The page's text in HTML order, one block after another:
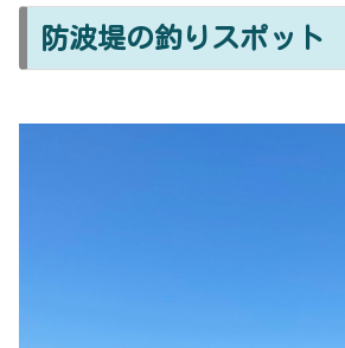
防波堤の釣りスポット